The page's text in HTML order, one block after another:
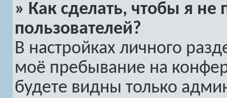
» Как сделать, чтобы я не
пользователей?
В настройках личного
моё пребывание на
будете видны только